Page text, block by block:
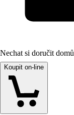
Nechat si doručit domů
Koupit on-line